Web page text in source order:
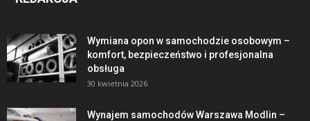
Wymiana opon w samochodzie osobowym –
komfort, bezpieczeństwo i profesjonalna
obsługa
30 kwietnia 2026
Wynajem samochodów Warszawa Modlin –